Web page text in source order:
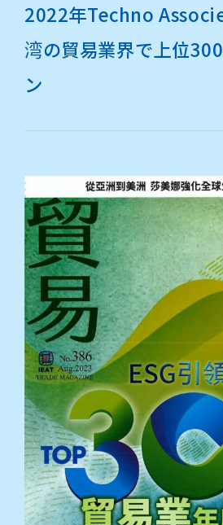
2022年Techno
湾の貿易業界で上位
ン